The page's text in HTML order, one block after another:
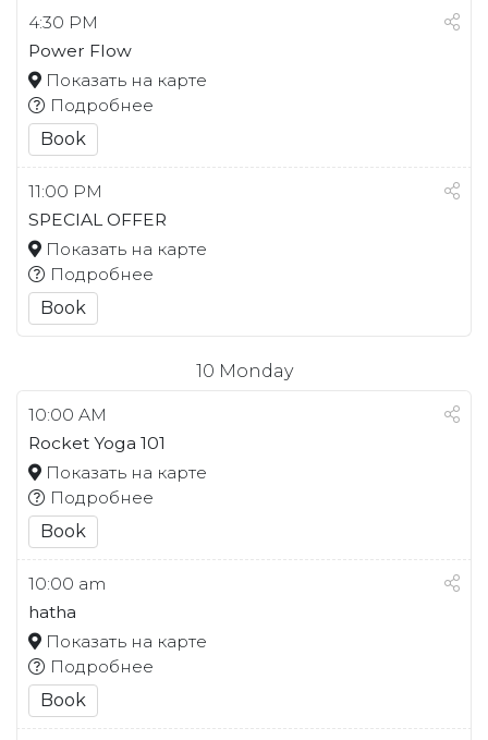
4:30 PM
Power Flow
Показать на карте
Подробнее
Book
11:00 PM
SPECIAL OFFER
Показать на карте
Подробнее
Book
10 Monday
10:00 AM
Rocket Yoga 101
Показать на карте
Подробнее
Book
10:00 am
hatha
Показать на карте
Подробнее
Book